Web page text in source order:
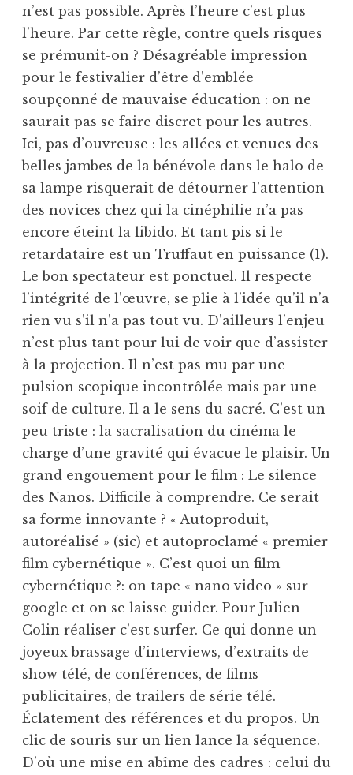
n’est pas possible. Après l’heure c’est plus
l’heure. Par cette règle, contre quels risques
se prémunit-on ? Désagréable impression
pour le festivalier d’être d’emblée
soupçonné de mauvaise éducation : on ne
saurait pas se faire discret pour les autres.
Ici, pas d’ouvreuse : les allées et venues des
belles jambes de la bénévole dans le halo de
sa lampe risquerait de détourner l’attention
des novices chez qui la cinéphilie n’a pas
encore éteint la libido. Et tant pis si le
retardataire est un Truffaut en puissance (1).
Le bon spectateur est ponctuel. Il respecte
l’intégrité de l’œuvre, se plie à l’idée qu’il n’a
rien vu s’il n’a pas tout vu. D’ailleurs l’enjeu
n’est plus tant pour lui de voir que d’assister
à la projection. Il n’est pas mu par une
pulsion scopique incontrôlée mais par une
soif de culture. Il a le sens du sacré. C’est un
peu triste : la sacralisation du cinéma le
charge d’une gravité qui évacue le plaisir. Un
grand engouement pour le film : Le silence
des Nanos. Difficile à comprendre. Ce serait
sa forme innovante ? « Autoproduit,
autoréalisé » (sic) et autoproclamé « premier
film cybernétique ». C’est quoi un film
cybernétique ?: on tape « nano video » sur
google et on se laisse guider. Pour Julien
Colin réaliser c’est surfer. Ce qui donne un
joyeux brassage d’interviews, d’extraits de
show télé, de conférences, de films
publicitaires, de trailers de série télé.
Éclatement des références et du propos. Un
clic de souris sur un lien lance la séquence.
D’où une mise en abîme des cadres : celui du